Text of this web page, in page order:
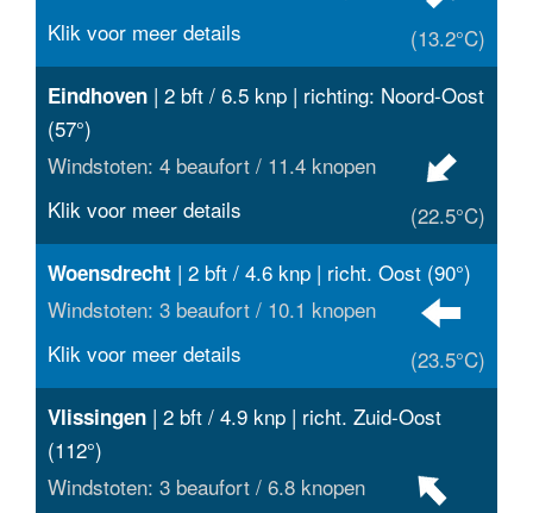
(13.2°C)
Klik voor meer details
Eindhoven | 2 bft / 6.5 knp | richting: Noord-Oost
(57°)
Windstoten: 4 beaufort / 11.4 knopen
(22.5°C)
Klik voor meer details
Woensdrecht | 2 bft / 4.6 knp | richt. Oost (90°)
Windstoten: 3 beaufort / 10.1 knopen
(23.5°C)
Klik voor meer details
Vlissingen | 2 bft / 4.9 knp | richt. Zuid-Oost
(112°)
Windstoten: 3 beaufort / 6.8 knopen